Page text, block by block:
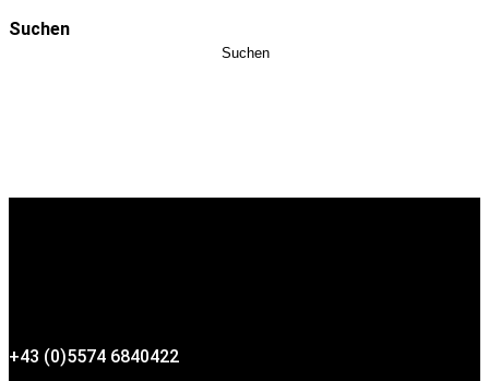
Suchen
Suchen
+43 (0)5574 6840422